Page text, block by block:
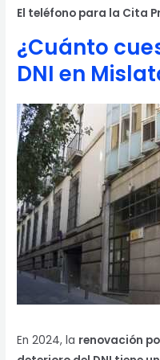
El teléfono para la Cita
¿Cuánto
DNI en
En 2024, la renovación